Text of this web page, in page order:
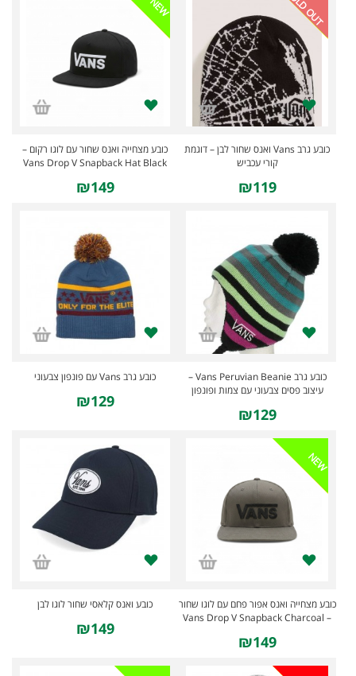
כובע גרב Vans ואנס שחור לבן – דוגמת
קורי עכביש
₪119
NEW
כובע מצחייה ואנס שחור עם לוגו רקום –
Vans Drop V Snapback Hat Black
₪149
כובע גרב Vans Peruvian Beanie –
עיצוב פסים צבעוני עם צמות ופונפון
₪129
כובע גרב Vans עם פונפון צבעוני
₪129
NEW
כובע מצחייה ואנס אפור פחם עם לוגו שחור
– Vans Drop V Snapback Charcoal
₪149
כובע ואנס קלאסי שחור לוגו לבן
₪149